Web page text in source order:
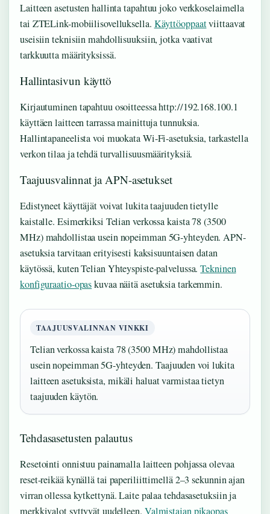
Laitteen asetusten hallinta tapahtuu joko verkkoselaimella
tai ZTELink-mobiilisovelluksella. Käyttöoppaatviittaavat
useisiin teknisiin mahdollisuuksiin, jotka vaativat
tarkkuutta määrityksissä.
Hallintasivun käyttö
Kirjautuminen tapahtuu osoitteessa http://192.168.100.1
käyttäen laitteen tarrassa mainittuja tunnuksia.
Hallintapaneelista voi muokata Wi-Fi-asetuksia, tarkastella
verkon tilaa ja tehdä turvallisuusmäärityksiä.
Taajuusvalinnat ja APN-asetukset
Edistyneet käyttäjät voivat lukita taajuuden tietylle
kaistalle. Esimerkiksi Telian verkossa kaista 78 (3500
MHz) mahdollistaa usein nopeimman 5G-yhteyden. APN-
asetuksia tarvitaan erityisesti kaksisuuntaisen datan
käytössä, kuten Telian Yhteyspiste-palvelussa.Tekninen
konfiguraatio-opaskuvaa näitä asetuksia tarkemmin.
TAAJUUSVALINNAN VINKKI
Telian verkossa kaista 78 (3500 MHz) mahdollistaa
usein nopeimman 5G-yhteyden. Taajuuden voi lukita
laitteen asetuksista, mikäli haluat varmistaa tietyn
taajuuden käytön.
Tehdasasetusten palautus
Resetointi onnistuu painamalla laitteen pohjassa olevaa
reset-reikää kynällä tai paperiliittimellä 2–3 sekunnin ajan
virran ollessa kytkettynä. Laite palaa tehdasasetuksiin ja
merkkivalot syttyvät uudelleen. Valmistajan pikaopas